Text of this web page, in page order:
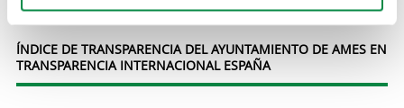
(Contenidos en elaboración)
ÍNDICE DE TRANSPARENCIA DEL AYUNTAMIENTO DE AMES EN
TRANSPARENCIA INTERNACIONAL ESPAÑA